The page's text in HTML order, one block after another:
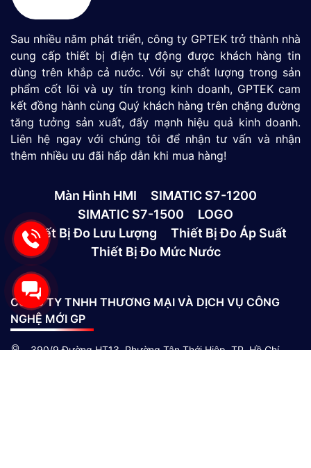
Sau nhiều năm phát triển, công ty GPTEK trở thành nhà
cung cấp thiết bị điện tự động được khách hàng tin
dùng trên khắp cả nước. Với sự chất lượng trong sản
phẩm cốt lõi và uy tín trong kinh doanh, GPTEK cam
kết đồng hành cùng Quý khách hàng trên chặng đường
tăng tưởng sản xuất, đẩy mạnh hiệu quả kinh doanh.
Liên hệ ngay với chúng tôi để nhận tư vấn và nhận
thêm nhiều ưu đãi hấp dẫn khi mua hàng!
Màn Hình HMI
SIMATIC S7-1200
SIMATIC S7-1500
LOGO
Thiết Bị Đo Lưu Lượng
Thiết Bị Đo Áp Suất
Thiết Bị Đo Mức Nước
CÔNG TY TNHH THƯƠNG MẠI VÀ DỊCH VỤ CÔNG
NGHỆ MỚI GP
390/9 Đường HT13, Phường Tân Thới Hiệp, TP. Hồ Chí